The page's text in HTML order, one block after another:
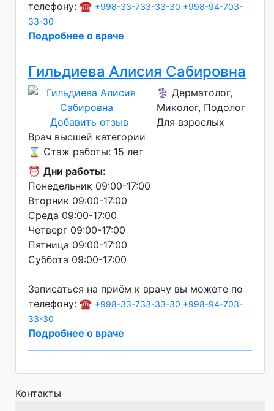
телефону: ☎️ +998-33-733-33-30 +998-94-703-
33-30
Подробнее о враче
Гильдиева Алисия Сабировна
Добавить отзыв
⚕️ Дерматолог,
Миколог, Подолог
Для взрослых
Врач высшей категории
⌛ Стаж работы: 15 лет
⏰ Дни работы:
Понедельник 09:00-17:00
Вторник 09:00-17:00
Среда 09:00-17:00
Четверг 09:00-17:00
Пятница 09:00-17:00
Суббота 09:00-17:00
Записаться на приём к врачу вы можете по
телефону: ☎️ +998-33-733-33-30 +998-94-703-
33-30
Подробнее о враче
Контакты